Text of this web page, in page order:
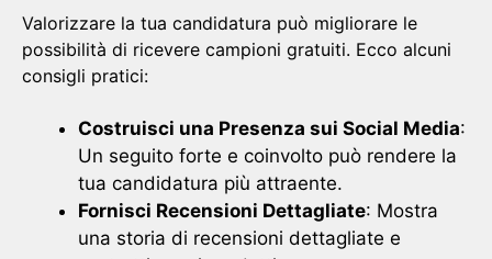
Valorizzare la tua candidatura può migliorare le
possibilità di ricevere campioni gratuiti. Ecco alcuni
consigli pratici:
Costruisci una Presenza sui Social Media:
Un seguito forte e coinvolto può rendere la
tua candidatura più attraente.
Fornisci Recensioni Dettagliate: Mostra
una storia di recensioni dettagliate e